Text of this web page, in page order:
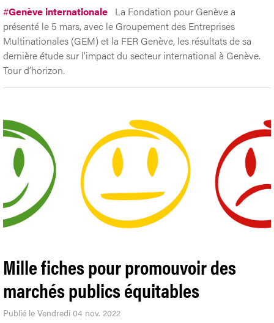
#Genève internationale La Fondation pour Genève a
présenté le 5 mars, avec le Groupement des Entreprises
Multinationales (GEM) et la FER Genève, les résultats de sa
dernière étude sur l’impact du secteur international à Genève.
Tour d’horizon.
Mille fiches pour promouvoir des
marchés publics équitables
Publié le Vendredi 04 nov. 2022